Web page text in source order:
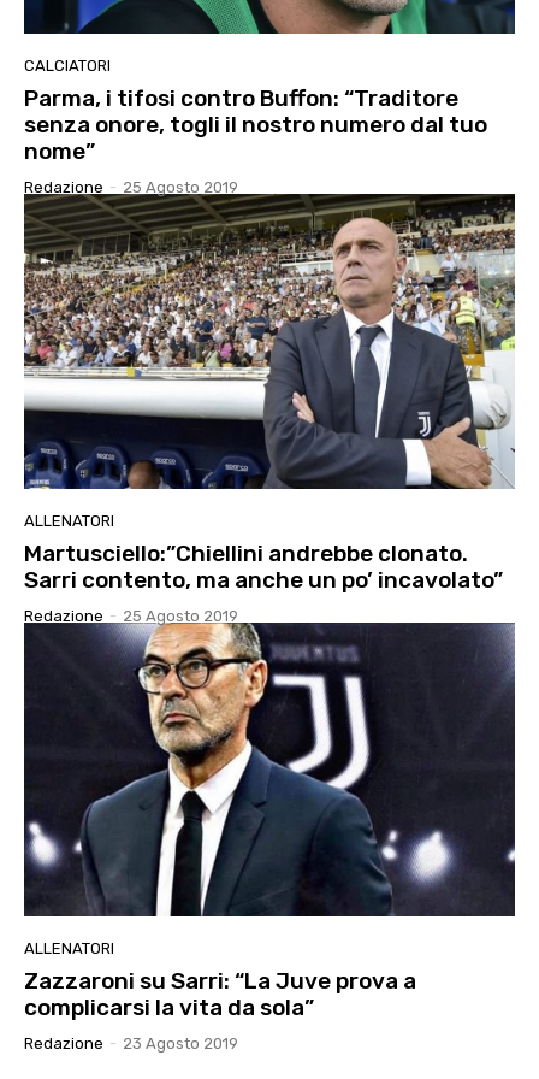
CALCIATORI
Parma, i tifosi contro Buffon: “Traditore
senza onore, togli il nostro numero dal tuo
nome”
Redazione - 25 Agosto 2019
ALLENATORI
Martusciello:”Chiellini andrebbe clonato.
Sarri contento, ma anche un po’ incavolato”
Redazione - 25 Agosto 2019
ALLENATORI
Zazzaroni su Sarri: “La Juve prova a
complicarsi la vita da sola”
Redazione - 23 Agosto 2019